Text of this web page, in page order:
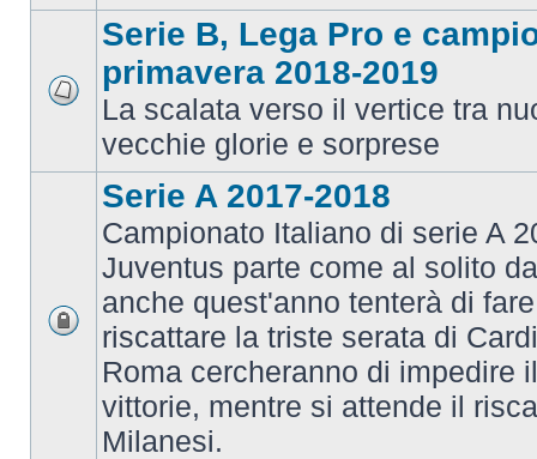
Serie B, Lega Pro e
primavera 2018-2019
La scalata verso il vertice tra
vecchie glorie e sorprese
Serie A 2017-2018
Campionato Italiano di serie A
Juventus parte come al solito
anche quest'anno tenterà di
riscattare la triste serata di
Roma cercheranno di impedire
vittorie, mentre si attende il
Milanesi.